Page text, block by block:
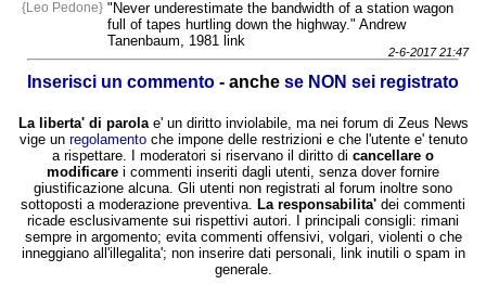
{Leo Pedone} "Never underestimate the bandwidth of a station wagon
full of tapes hurtling down the highway." Andrew
Tanenbaum, 1981 link
2-6-2017 21:47
Inserisci un commento - anche se NON sei registrato
La liberta' di parolae' un diritto inviolabile, ma nei forum di Zeus News
vige un regolamentoche impone delle restrizioni e che l'utente e' tenuto
a rispettare. I moderatori si riservano il diritto di cancellare o
modificare i commenti inseriti dagli utenti, senza dover fornire
giustificazione alcuna. Gli utenti non registrati al forum inoltre sono
sottoposti a moderazione preventiva. La responsabilita' dei commenti
ricade esclusivamente sui rispettivi autori. I principali consigli: rimani
sempre in argomento; evita commenti offensivi, volgari, violenti o che
inneggiano all'illegalita'; non inserire dati personali, link inutili o spam in
generale.